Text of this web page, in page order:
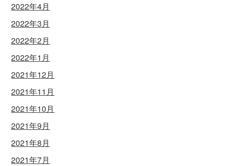
2022年4月
2022年3月
2022年2月
2022年1月
2021年12月
2021年11月
2021年10月
2021年9月
2021年8月
2021年7月